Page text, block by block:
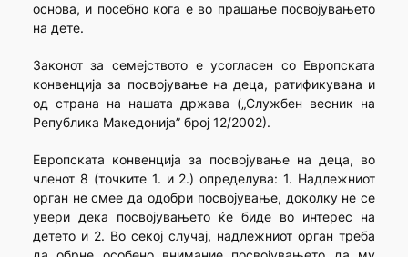
основа, и посебно кога е во прашање посвојувањето
на дете.
Законот за семејството е усогласен со Европската
конвенција за посвојување на деца, ратификувана и
од страна на нашата држава („Службен весник на
Република Македонија” број 12/2002).
Европската конвенција за посвојување на деца, во
членот 8 (точките 1. и 2.) определува: 1. Надлежниот
орган не смее да одобри посвојување, доколку не се
увери дека посвојувањето ќе биде во интерес на
детето и 2. Во секој случај, надлежниот орган треба